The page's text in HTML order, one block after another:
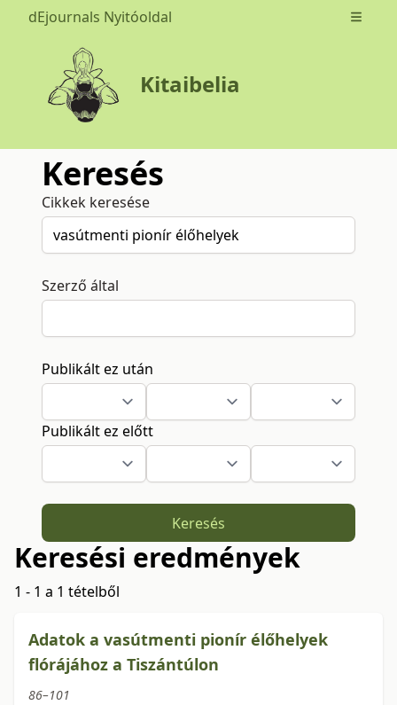
dEjournals Nyitóoldal Open
Kitaibelia
Keresés
Cikkek keresése
Szerző által
Publikált ez után
Publikált ez előtt
Keresés
Keresési eredmények
1 - 1 a 1 tételből
Adatok a vasútmenti pionír élőhelyek
flórájához a Tiszántúlon
86–101